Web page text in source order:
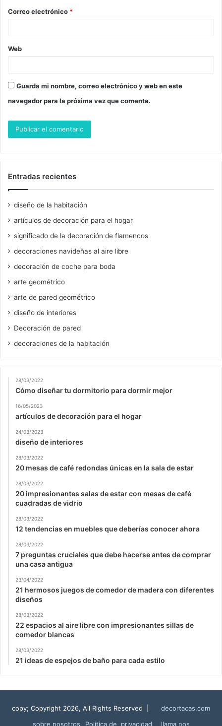
*
Correo electrónico *
Web
Guarda mi nombre, correo electrónico y web en este
navegador para la próxima vez que comente.
Entradas recientes
diseño de la habitación
artículos de decoración para el hogar
significado de la decoración de flamencos
decoraciones navideñas al aire libre
decoración de coche para boda
arte geométrico
arte de pared geométrico
diseño de interiores
Decoración de pared
decoraciones de la habitación
28/03/2022
Cómo diseñar tu dormitorio para dormir mejor
16/05/2023
artículos de decoración para el hogar
24/03/2023
diseño de interiores
28/03/2022
20 mesas de café redondas únicas en la sala de estar
28/03/2022
20 impresionantes salas de estar con mesas de café
cuadradas de vidrio
28/03/2022
12 tendencias en muebles que deberías conocer ahora
28/03/2022
7 preguntas cruciales que debe hacerse antes de comprar
una casa antigua
23/04/2022
21 hermosos juegos de comedor de madera con diferentes
diseños
28/03/2022
22 espacios al aire libre con impresionantes sillas de
comedor blancas
28/03/2022
21 ideas de espejos de baño para cada estilo
copy; Copyright 2026, All Rights Reserved |
decortacas.com
sobre nosotros
Política de privacidad llama nos